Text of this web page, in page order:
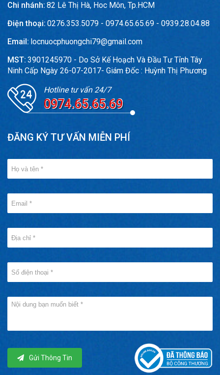
Chi nhánh: 82 Lê Thị Hà, Hoc Môn, Tp.HCM
Điện thoại: 0276.353.5079 - 0974.65.65.69 - 0939.28.04.88
Email: locnuocphuongchi79@gmail.com
MST: 3901245970 - Do Sở Kế Hoạch Và Đầu Tư Tỉnh Tây
Ninh Cấp Ngày 26-07-2017- Giám Đốc : Huỳnh Thị Phương
Hotline tư vấn 24/7
0974.65.65.69
ĐĂNG KÝ TƯ VẤN MIỄN PHÍ
Gửi Thông Tin